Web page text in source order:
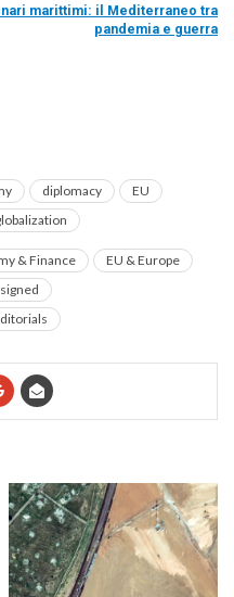
marittimi: il Mediterraneo tra
pandemia e guerra
diplomacy
EU
& Finance
EU & Europe